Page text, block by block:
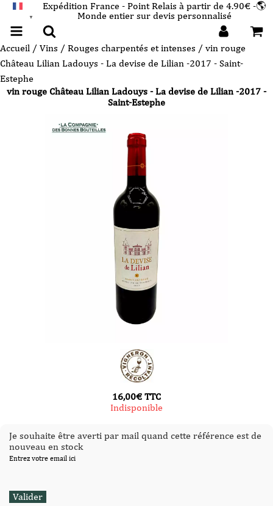
▼
Expédition France - Point Relais à partir de 4.90€ -🌎
Monde entier sur devis personnalisé
Accueil / Vins / Rouges charpentés et intenses / vin rouge
Château Lilian Ladouys - La devise de Lilian -2017 - Saint-
Estephe
vin rouge Château Lilian Ladouys - La devise de Lilian -2017 -
Saint-Estephe
16,00€ TTC
Indisponible
Je souhaite être averti par mail quand cette référence est de
nouveau en stock
Entrez votre email ici